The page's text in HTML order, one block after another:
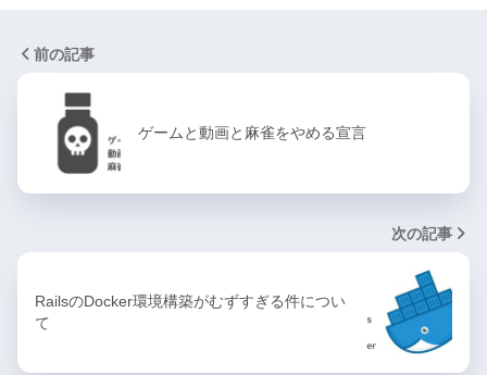
前の記事
ゲームと動画と麻雀をやめる宣言
次の記事
RailsのDocker環境構築がむずすぎる件につい
て